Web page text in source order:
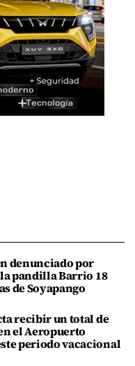
denunciado por
pandilla Barrio 18
de Soyapango
recibir un total de
el Aeropuerto
periodo vacacional